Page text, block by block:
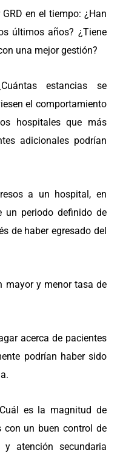
en el tiempo: ¿Han
últimos años? ¿Tiene
una mejor gestión?
estancias se
el comportamiento
hospitales que más
adicionales podrían
a un hospital, en
un periodo definido de
de haber egresado del
mayor y menor tasa de
acerca de pacientes
podrían haber sido
es la magnitud de
con un buen control de
atención secundaria